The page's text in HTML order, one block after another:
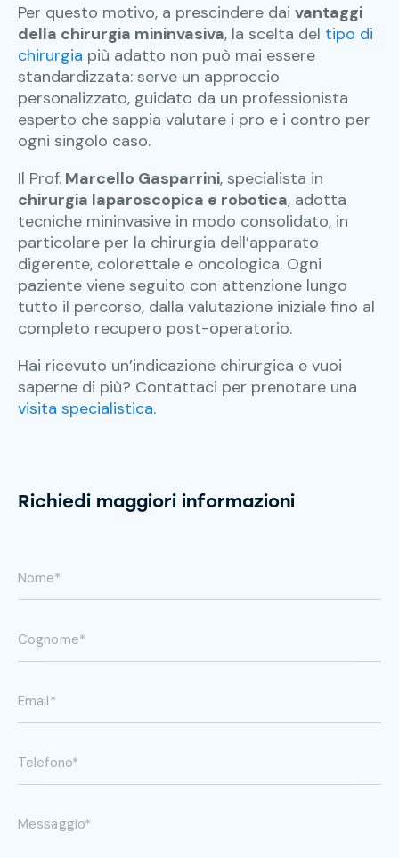
Per questo motivo, a prescindere dai vantaggi
della chirurgia mininvasiva, la scelta del tipo di
chirurgia più adatto non può mai essere
standardizzata: serve un approccio
personalizzato, guidato da un professionista
esperto che sappia valutare i pro e i contro per
ogni singolo caso.
Il Prof. Marcello Gasparrini, specialista in
chirurgia laparoscopica e robotica, adotta
tecniche mininvasive in modo consolidato, in
particolare per la chirurgia dell’apparato
digerente, colorettale e oncologica. Ogni
paziente viene seguito con attenzione lungo
tutto il percorso, dalla valutazione iniziale fino al
completo recupero post-operatorio.
Hai ricevuto un’indicazione chirurgica e vuoi
saperne di più? Contattaci per prenotare una
visita specialistica.
Richiedi maggiori informazioni